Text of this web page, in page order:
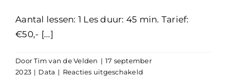
Aantal lessen: 1 Les duur: 45 min. Tarief:
€50,- [...]
DoorTim van de Velden | 17 september
2023 | Data | Reacties uitgeschakeld